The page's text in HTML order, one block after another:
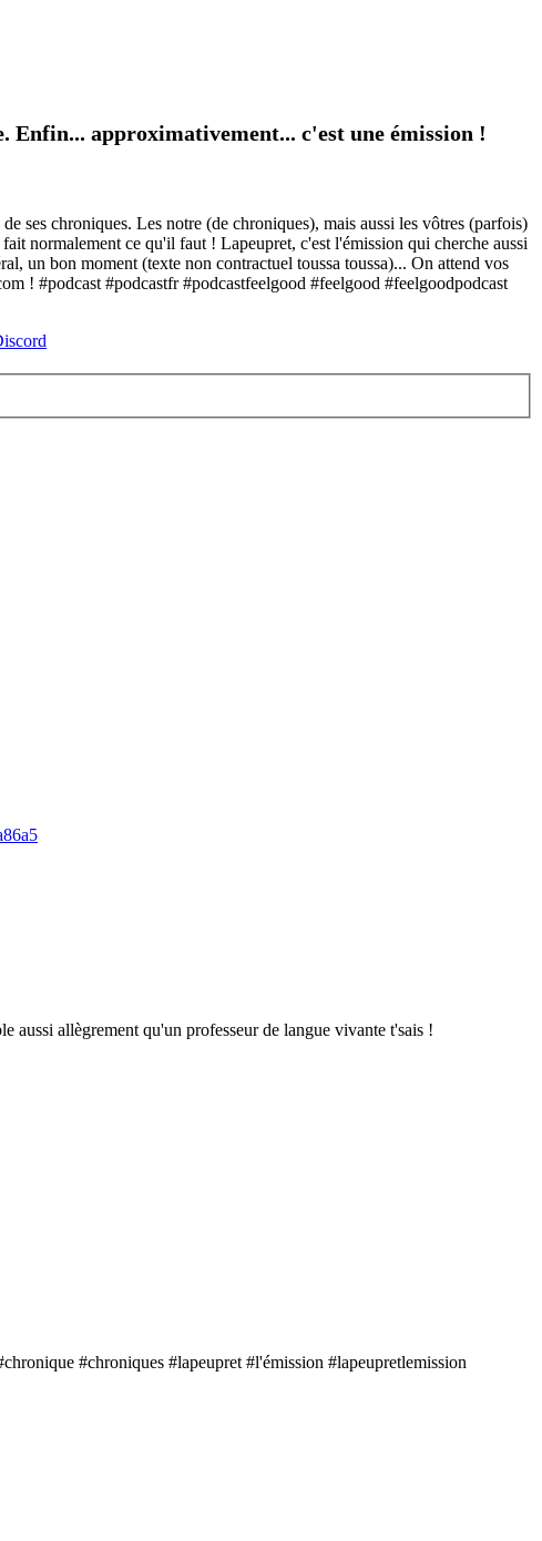
approximativement... c'est une émission !
ses chroniques. Les notre (de chroniques), mais aussi les vôtres (parfois)
normalement ce qu'il faut ! Lapeupret, c'est l'émission qui cherche aussi
un bon moment (texte non contractuel toussa toussa)... On attend vos
! #podcast #podcastfr #podcastfeelgood #feelgood #feelgoodpodcast
aussi allègrement qu'un professeur de langue vivante t'sais !
#chroniques #lapeupret #l'émission #lapeupretlemission